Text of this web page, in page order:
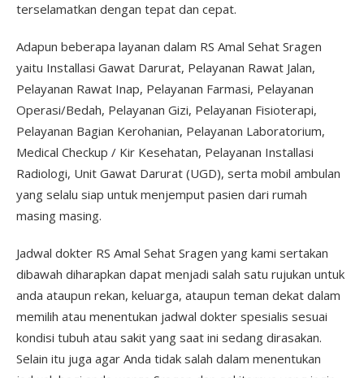
terselamatkan dengan tepat dan cepat.
Adapun beberapa layanan dalam RS Amal Sehat Sragen
yaitu Installasi Gawat Darurat, Pelayanan Rawat Jalan,
Pelayanan Rawat Inap, Pelayanan Farmasi, Pelayanan
Operasi/Bedah, Pelayanan Gizi, Pelayanan Fisioterapi,
Pelayanan Bagian Kerohanian, Pelayanan Laboratorium,
Medical Checkup / Kir Kesehatan, Pelayanan Installasi
Radiologi, Unit Gawat Darurat (UGD), serta mobil ambulan
yang selalu siap untuk menjemput pasien dari rumah
masing masing.
Jadwal dokter RS Amal Sehat Sragen yang kami sertakan
dibawah diharapkan dapat menjadi salah satu rujukan untuk
anda ataupun rekan, keluarga, ataupun teman dekat dalam
memilih atau menentukan jadwal dokter spesialis sesuai
kondisi tubuh atau sakit yang saat ini sedang dirasakan.
Selain itu juga agar Anda tidak salah dalam menentukan